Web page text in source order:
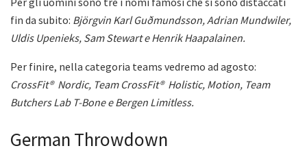
fin da subito: Björgvin Karl Guðmundsson, Adrian Mundwiler,
Uldis Upenieks, Sam Stewart e Henrik Haapalainen.
Per finire, nella categoria teams vedremo ad agosto:
CrossFit® Nordic, Team CrossFit® Holistic, Motion, Team
Butchers Lab T-Bone e Bergen Limitless.
German Throwdown